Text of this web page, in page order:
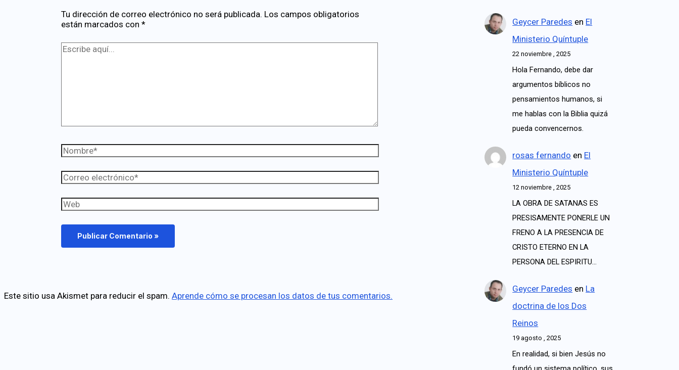
Tu dirección de correo electrónico no será publicada. Los campos obligatorios
están marcados con*
Escribe
Nombre*
Correo
electrónico*
Web
Este sitio usa Akismet para reducir el spam. Aprende cómo se procesan los datos de tus comentarios.
Geycer Paredes en El
Ministerio Quíntuple
22 noviembre , 2025
Hola Fernando, debe dar
argumentos bíblicos no
pensamientos humanos, si
me hablas con la Biblia quizá
pueda convencernos.
rosas fernando en El
Ministerio Quíntuple
12 noviembre , 2025
LA OBRA DE SATANAS ES
PRESISAMENTE PONERLE UN
FRENO A LA PRESENCIA DE
CRISTO ETERNO EN LA
PERSONA DEL ESPIRITU…
Geycer Paredes en La
doctrina de los Dos
Reinos
19 agosto , 2025
En realidad, si bien Jesús no